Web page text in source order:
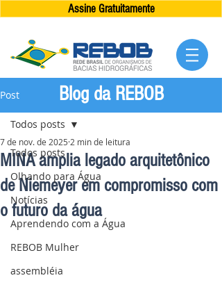
Assine Gratuitamente
Post
Todos posts
Olhando para Água
Notícias
Aprendendo com a Água
REBOB Mulher
assembléia
Todos posts
MINA amplia legado arquitetônico
de Niemeyer em compromisso com
o futuro da água
7 de nov. de 2025 2 min de leitura
Blog da REBOB